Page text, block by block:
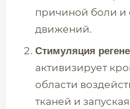
причиной боли и
движений.
Стимуляция
активизирует
области
тканей и